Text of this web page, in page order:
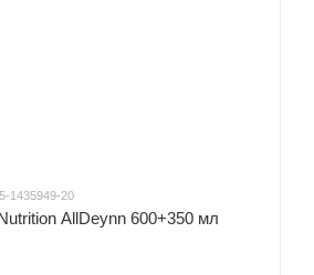
1435949-20
AllDeynn 600+350 мл